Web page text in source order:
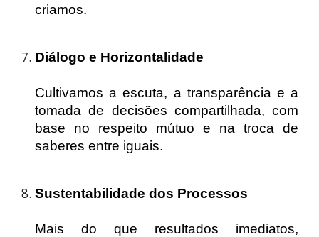
criamos.
Diálogo e Horizontalidade
Cultivamos a escuta, a transparência e a
tomada de decisões compartilhada, com
base no respeito mútuo e na troca de
saberes entre iguais.
Sustentabilidade dos Processos
Mais do que resultados imediatos,